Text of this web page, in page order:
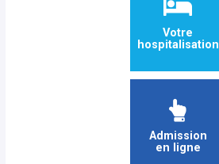
Votre
hospitalisation
Admission
en ligne